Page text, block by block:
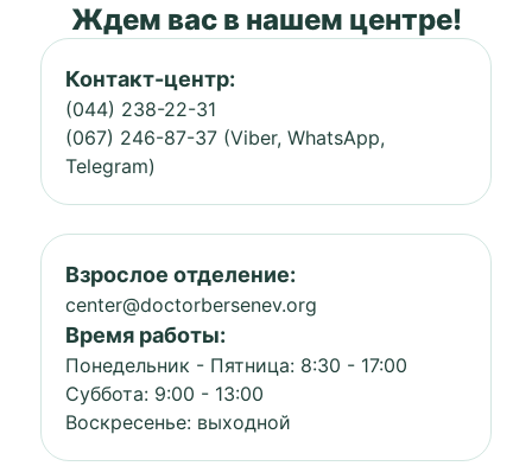
Ждем вас в нашем центре!
Контакт-центр:
(044) 238-22-31
(067) 246-87-37 (Viber, WhatsApp,
Telegram)
Взрослое отделение:
center@doctorbersenev.org
Время работы:
Понедельник - Пятница: 8:30 - 17:00
Суббота: 9:00 - 13:00
Воскресенье: выходной